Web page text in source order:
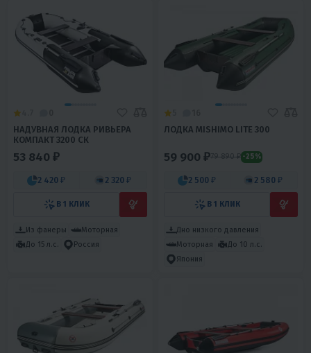
НАДУВНАЯ ЛОДКА РИВЬЕРА
КОМПАКТ 3200 СК
53 840 ₽
2 420 ₽ 2 320 ₽
В 1 КЛИК
Из фанеры
Моторная
До 15 л.с.
Россия
ЛОДКА MISHIMO LITE 300
59 900 ₽79 890 ₽ -25%
2 500 ₽ 2 580 ₽
В 1 КЛИК
Дно низкого давления
Моторная
До 10 л.с.
Япония